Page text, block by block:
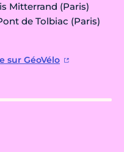
Mitterrand (Paris)
de Tolbiac (Paris)
sur GéoVélo